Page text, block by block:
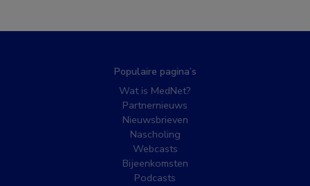
Populaire pagina’s
Wat is MedNet?
Partnernieuws
Nieuwsbrieven
Nascholing
Webcasts
Bijeenkomsten
Podcasts